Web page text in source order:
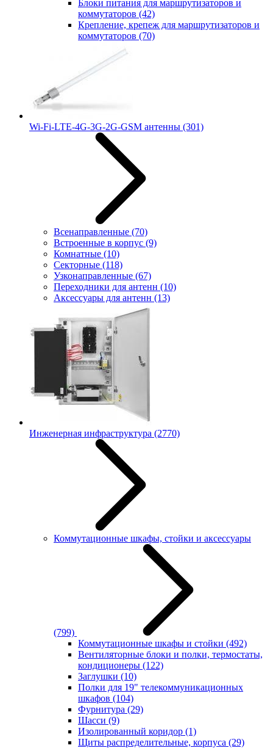
Блоки питания для маршрутизаторов и
коммутаторов (42)
Крепление, крепеж для маршрутизаторов и
коммутаторов (70)
Wi-Fi-LTE-4G-3G-2G-GSM антенны (301)
Всенаправленные (70)
Встроенные в корпус (9)
Комнатные (10)
Секторные (118)
Узконаправленные (67)
Переходники для антенн (10)
Аксессуары для антенн (13)
Инженерная инфраструктура (2770)
Коммутационные шкафы, стойки и аксессуары
(799)
Коммутационные шкафы и стойки (492)
Вентиляторные блоки и полки, термостаты,
кондиционеры (122)
Заглушки (10)
Полки для 19" телекоммуникационных
шкафов (104)
Фурнитура (29)
Шасси (9)
Изолированный коридор (1)
Щиты распределительные, корпуса (29)